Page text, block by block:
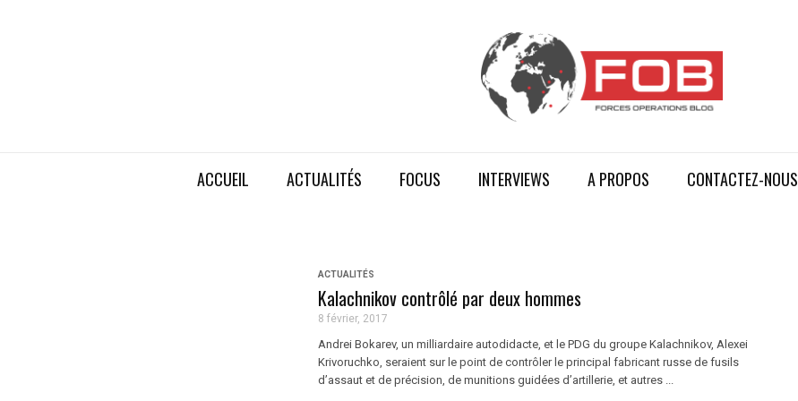
ACCUEIL ACTUALITÉS FOCUS INTERVIEWS A PROPOS CONTACTEZ-NOUS
ACTUALITÉS
Kalachnikov contrôlé par deux hommes
8 février, 2017
Andrei Bokarev, un milliardaire autodidacte, et le PDG du groupe Kalachnikov, Alexei
Krivoruchko, seraient sur le point de contrôler le principal fabricant russe de fusils
d’assaut et de précision, de munitions guidées d’artillerie, et autres ...